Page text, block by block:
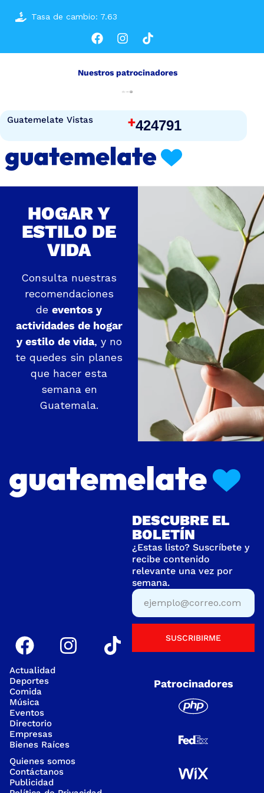
Tasa de cambio: 7.63
Guatemelate Vistas +424791
Nuestros patrocinadores
HOGAR Y
ESTILO DE
VIDA
Consulta nuestras
recomendaciones
deeventos y
actividades de hogar
y estilo de vida, y no
te quedes sin planes
que hacer esta
semana en
Guatemala.
Actualidad
Deportes
Comida
Música
Eventos
Directorio
Empresas
Bienes Raíces
Quienes somos
Contáctanos
Publicidad
DESCUBRE EL
BOLETÍN
¿Estas listo? Suscríbete y
recibe contenido
relevante una vez por
semana.
SUSCRIBIRME
Patrocinadores